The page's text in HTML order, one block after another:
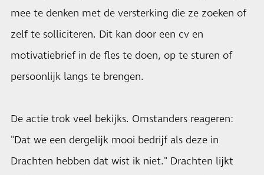
mee te denken met de versterking die ze zoeken of
zelf te solliciteren. Dit kan door een cv en
motivatiebrief in de fles te doen, op te sturen of
persoonlijk langs te brengen.
De actie trok veel bekijks. Omstanders reageren:
"Dat we een dergelijk mooi bedrijf als deze in
Drachten hebben dat wist ik niet." Drachten lijkt